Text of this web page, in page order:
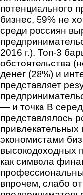
потенциального
бизнес, 59% не
среди россиян
2016 г.). Топ-3
обстоятельства
денег (28%) и
представляет
— и точка В
представлялось
экономистами
высокодоходных
как символа
впрочем, слабо